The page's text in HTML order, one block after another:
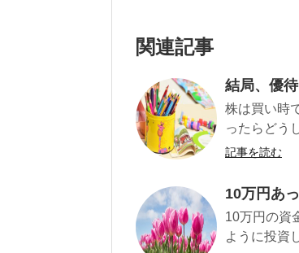
関連記事
結局、優
株は買い時
ったらどう
記事を読む
10万円あ
10万円の資
ように投資